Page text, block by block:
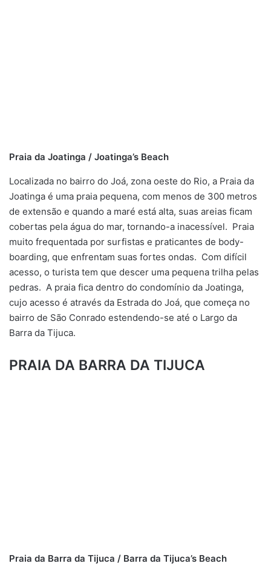
Praia da Joatinga / Joatinga’s Beach
​Localizada no bairro do Joá, zona oeste do Rio, a Praia da
Joatinga é uma praia pequena, com menos de 300 metros
de extensão e quando a maré está alta, suas areias ficam
cobertas pela água do mar, tornando-a inacessível. Praia
muito frequentada por surfistas e praticantes de body-
boarding, que enfrentam suas fortes ondas. Com difícil
acesso, o turista tem que descer uma pequena trilha pelas
pedras. A praia fica dentro do condomínio da Joatinga,
cujo acesso é através da Estrada do Joá, que começa no
bairro de São Conrado estendendo-se até o Largo da
Barra da Tijuca.​
PRAIA DA BARRA DA TIJUCA
Praia da Barra da Tijuca / Barra da Tijuca’s Beach